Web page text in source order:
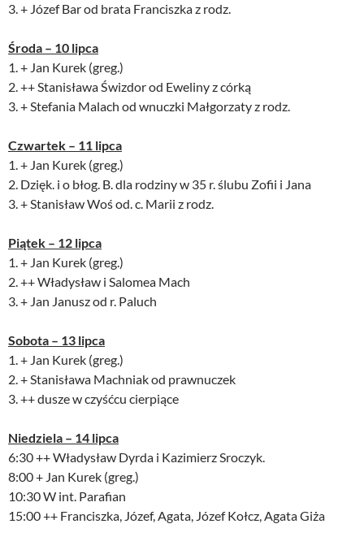
3. + Józef Bar od brata Franciszka z rodz.
Środa – 10 lipca
1. + Jan Kurek (greg.)
2. ++ Stanisława Świzdor od Eweliny z córką
3. + Stefania Malach od wnuczki Małgorzaty z rodz.
Czwartek – 11 lipca
1. + Jan Kurek (greg.)
2. Dzięk. i o błog. B. dla rodziny w 35 r. ślubu Zofii i Jana
3. + Stanisław Woś od. c. Marii z rodz.
Piątek – 12 lipca
1. + Jan Kurek (greg.)
2. ++ Władysław i Salomea Mach
3. + Jan Janusz od r. Paluch
Sobota – 13 lipca
1. + Jan Kurek (greg.)
2. + Stanisława Machniak od prawnuczek
3. ++ dusze w czyśćcu cierpiące
Niedziela – 14 lipca
6:30 ++ Władysław Dyrda i Kazimierz Sroczyk.
8:00 + Jan Kurek (greg.)
10:30 W int. Parafian
15:00 ++ Franciszka, Józef, Agata, Józef Kołcz, Agata Giża